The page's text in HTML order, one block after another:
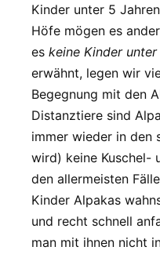
Kinder unter 5
Höfe mögen es
es keine Kinder
erwähnt, legen wir
Begegnung mit den
Distanztiere sind
immer wieder in den
wird) keine Kuschel-
den allermeisten
Kinder Alpakas
und recht schnell
man mit ihnen nicht